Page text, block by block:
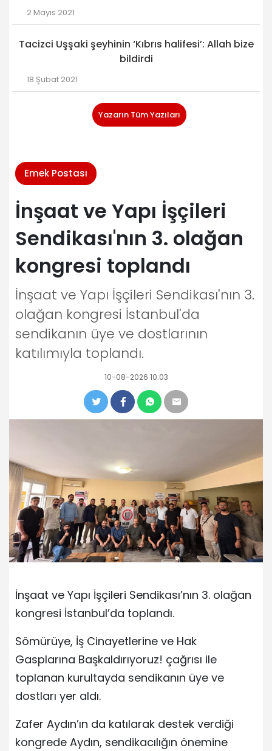
2 Mayıs 2021
Tacizci Uşşaki şeyhinin ‘Kıbrıs halifesi’: Allah bize
bildirdi
18 Şubat 2021
Yazarın Tüm Yazıları
Emek Postası
İnşaat ve Yapı İşçileri
Sendikası'nın 3. olağan
kongresi toplandı
İnşaat ve Yapı İşçileri Sendikası'nın 3.
olağan kongresi İstanbul'da
sendikanın üye ve dostlarının
katılımıyla toplandı.
10-08-2026 10:03
İnşaat ve Yapı İşçileri Sendikası’nın 3. olağan
kongresi İstanbul’da toplandı.
Sömürüye, İş Cinayetlerine ve Hak
Gasplarına Başkaldırıyoruz! çağrısı ile
toplanan kurultayda sendikanın üye ve
dostları yer aldı.
Zafer Aydın’ın da katılarak destek verdiği
kongrede Aydın, sendikacılığın önemine